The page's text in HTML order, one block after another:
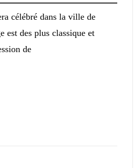
célébré dans la ville de
est des plus classique et
de